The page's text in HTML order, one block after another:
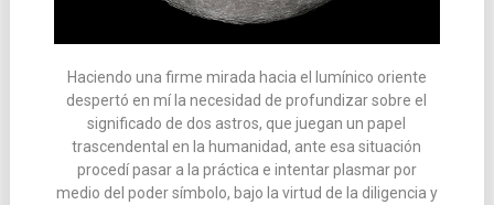
Haciendo una firme mirada hacia el lumínico oriente
despertó en mí la necesidad de profundizar sobre el
significado de dos astros, que juegan un papel
trascendental en la humanidad, ante esa situación
procedí pasar a la práctica e intentar plasmar por
medio del poder símbolo, bajo la virtud de la diligencia y